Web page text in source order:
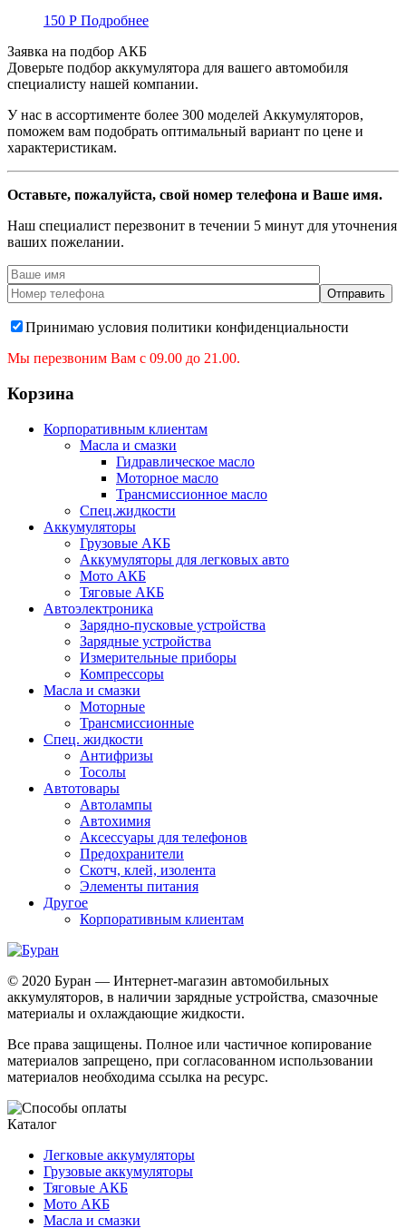
150 Р Подробнее
Заявка на подбор АКБ
Доверьте подбор аккумулятора для вашего автомобиля
специалисту нашей компании.
У нас в ассортименте более 300 моделей Аккумуляторов,
поможем вам подобрать оптимальный вариант по цене и
характеристикам.
Оставьте, пожалуйста, свой номер телефона и Ваше имя.
Наш специалист перезвонит в течении 5 минут для уточнения
ваших пожелании.
Принимаю условия политики конфиденциальности
Мы перезвоним Вам с 09.00 до 21.00.
Корзина
Корпоративным клиентам
Масла и смазки
Гидравлическое масло
Моторное масло
Трансмиссионное масло
Спец.жидкости
Аккумуляторы
Грузовые АКБ
Аккумуляторы для легковых авто
Мото АКБ
Тяговые АКБ
Автоэлектроника
Зарядно-пусковые устройства
Зарядные устройства
Измерительные приборы
Компрессоры
Масла и смазки
Моторные
Трансмиссионные
Спец. жидкости
Антифризы
Тосолы
Автотовары
Автолампы
Автохимия
Аксессуары для телефонов
Предохранители
Скотч, клей, изолента
Элементы питания
Другое
Корпоративным клиентам
© 2020 Буран — Интернет-магазин автомобильных
аккумуляторов, в наличии зарядные устройства, смазочные
материалы и охлаждающие жидкости.
Все права защищены. Полное или частичное копирование
материалов запрещено, при согласованном использовании
материалов необходима ссылка на ресурс.
Каталог
Легковые аккумуляторы
Грузовые аккумуляторы
Тяговые АКБ
Мото АКБ
Масла и смазки